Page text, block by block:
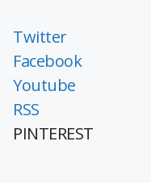
Twitter
Facebook
Youtube
RSS
PINTEREST